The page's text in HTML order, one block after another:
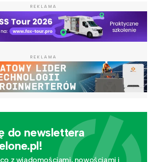
REKLAMA
REKLAMA
do newslettera
z wiadomościami, nowościami i